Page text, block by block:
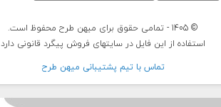
© 1405 - تمامی حقوق برای میهن طرح محفوظ است.
استفاده از این فایل در سایتهای فروش پیگرد قانونی دارد
تماس با تيم پشتيبانی ميهن طرح